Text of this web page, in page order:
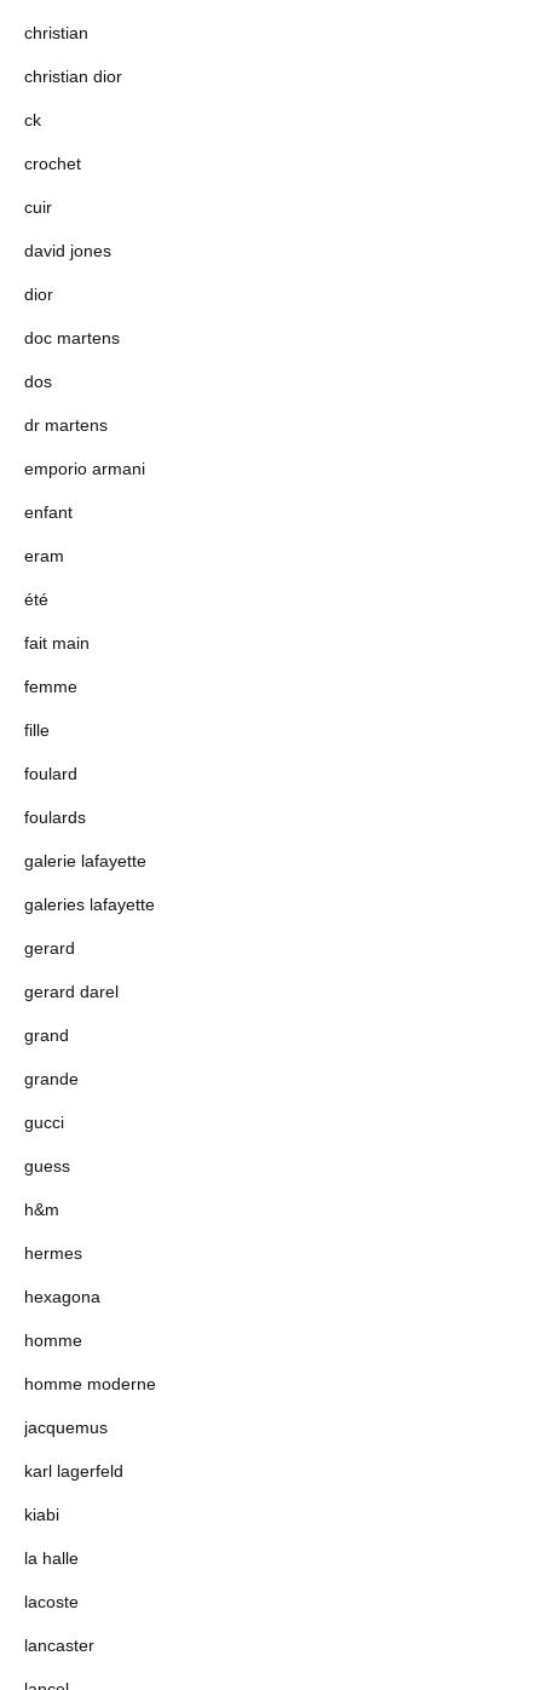
christian
christian dior
ck
crochet
cuir
david jones
dior
doc martens
dos
dr martens
emporio armani
enfant
eram
été
fait main
femme
fille
foulard
foulards
galerie lafayette
galeries lafayette
gerard
gerard darel
grand
grande
gucci
guess
h&m
hermes
hexagona
homme
homme moderne
jacquemus
karl lagerfeld
kiabi
la halle
lacoste
lancaster